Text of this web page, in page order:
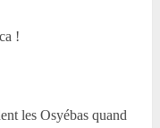
!
les Osyébas quand